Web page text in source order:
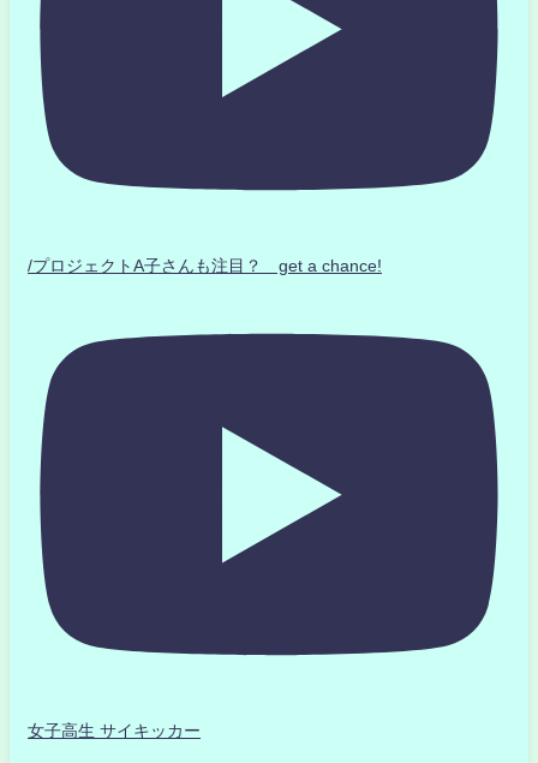
/プロジェクトA子さんも注目？ get a chance!
女子高生 サイキッカー